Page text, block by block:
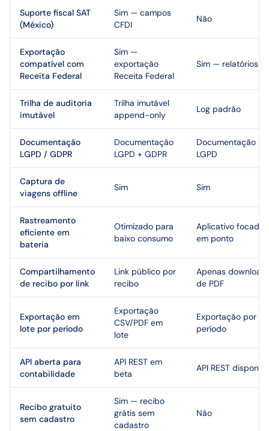
Suporte fiscal SAT
(México)
Sim — campos
CFDI
Não
Exportação
compatível com
Receita Federal
Sim —
exportação
Receita Federal
Sim — relatórios
Trilha de auditoria
imutável
Trilha imutável
append-only
Log padrão
Documentação
LGPD / GDPR
Documentação
LGPD + GDPR
Documentação
LGPD
Captura de
viagens offline
Sim Sim
Rastreamento
eficiente em
bateria
Otimizado para
baixo consumo
Aplicativo focado
em ponto
Compartilhamento
de recibo por link
Link público por
recibo
Apenas download
de PDF
Exportação em
lote por período
Exportação
CSV/PDF em
lote
Exportação por
período
API aberta para
contabilidade
API REST em
beta
API REST
Recibo gratuito
sem cadastro
Sim — recibo
grátis sem
cadastro
Não